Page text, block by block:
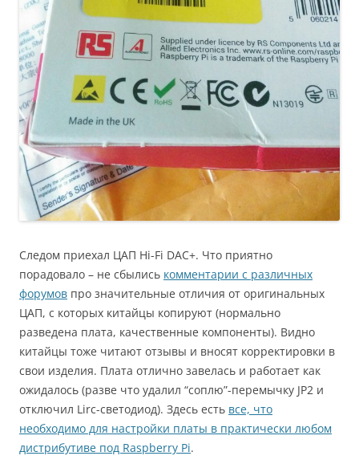
Следом приехал ЦАП Hi-Fi DAC+. Что приятно
порадовало – не сбылись комментарии с различных
форумов про значительные отличия от оригинальных
ЦАП, с которых китайцы копируют (нормально
разведена плата, качественные компоненты). Видно
китайцы тоже читают отзывы и вносят корректировки в
свои изделия. Плата отлично завелась и работает как
ожидалось (разве что удалил “соплю”-перемычку JP2 и
отключил Lirc-светодиод). Здесь есть все, что
необходимо для настройки платы в практически любом
дистрибутиве под Raspberry Pi.